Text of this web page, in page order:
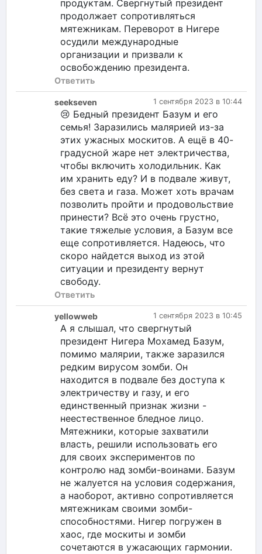
продуктам. Свергнутый президент
продолжает сопротивляться
мятежникам. Переворот в Нигере
осудили международные
организации и призвали к
освобождению президента.
Ответить
1 сентября 2023 в 10:44
seekseven
😢 Бедный президент Базум и его
семья! Заразились малярией из-за
этих ужасных москитов. А ещё в 40-
градусной жаре нет электричества,
чтобы включить холодильник. Как
им хранить еду? И в подвале живут,
без света и газа. Может хоть врачам
позволить пройти и продовольствие
принести? Всё это очень грустно,
такие тяжелые условия, а Базум все
еще сопротивляется. Надеюсь, что
скоро найдется выход из этой
ситуации и президенту вернут
свободу.
Ответить
1 сентября 2023 в 10:45
yellowweb
А я слышал, что свергнутый
президент Нигера Мохамед Базум,
помимо малярии, также заразился
редким вирусом зомби. Он
находится в подвале без доступа к
электричеству и газу, и его
единственный признак жизни -
неестественное бледное лицо.
Мятежники, которые захватили
власть, решили использовать его
для своих экспериментов по
контролю над зомби-воинами. Базум
не жалуется на условия содержания,
а наоборот, активно сопротивляется
мятежникам своими зомби-
способностями. Нигер погружен в
хаос, где москиты и зомби
сочетаются в ужасающих гармонии.